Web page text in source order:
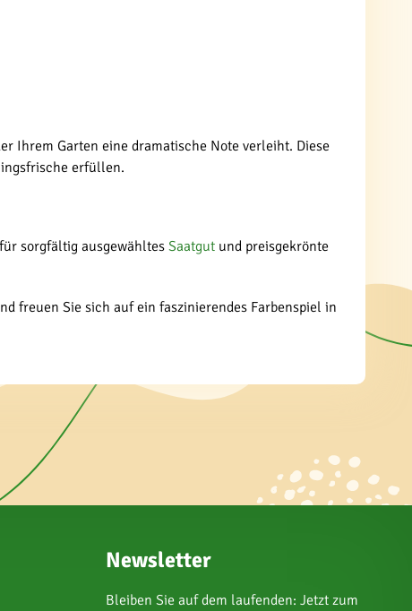
Ihrem Garten eine dramatische Note verleiht. Diese
erfüllen.
sorgfältig ausgewähltes Saatgut und preisgekrönte
freuen Sie sich auf ein faszinierendes Farbenspiel in
Newsletter
Bleiben Sie auf dem laufenden: Jetzt zum